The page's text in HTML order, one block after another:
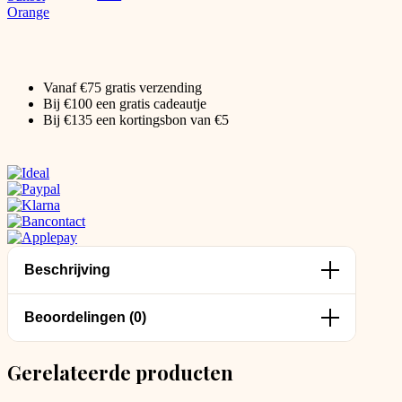
Vanaf €75 gratis verzending
Bij €100 een gratis cadeautje
Bij €135 een kortingsbon van €5
Beschrijving
Beoordelingen (0)
Gerelateerde producten